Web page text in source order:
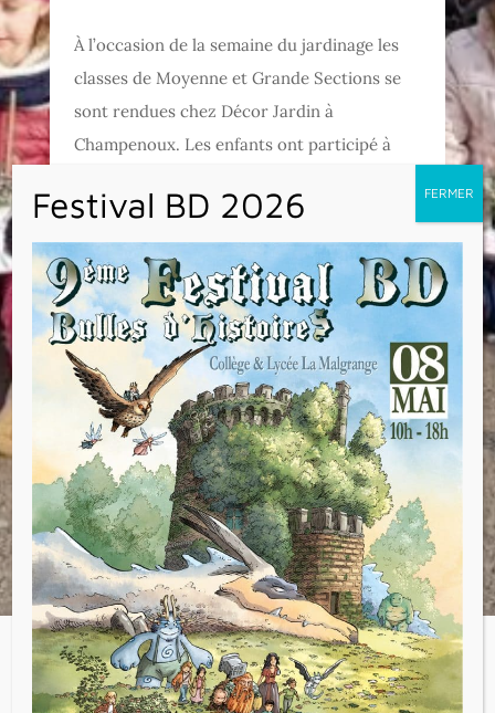
À l’occasion de la semaine du jardinage les
classes de Moyenne et Grande Sections se
sont rendues chez Décor Jardin à
Champenoux. Les enfants ont participé à
plantation de semis, création de jardinières.
De retour à l’école, les jolies fleurs ont été
disposées dans la cour et chacun prend
maintenant soin de l’arrosage. Avec le
retour du printemps, de nouvelles activités
jardinage sont également prévues.